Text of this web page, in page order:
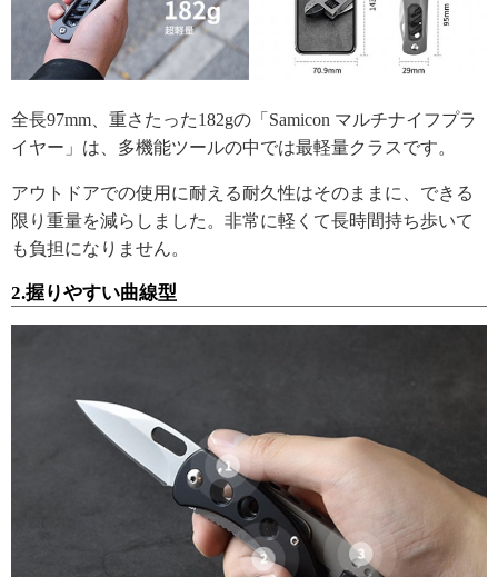
全長97mm、重さたった182gの「Samicon マルチナイフプラ
イヤー」は、多機能ツールの中では最軽量クラスです。
アウトドアでの使用に耐える耐久性はそのままに、できる
限り重量を減らしました。非常に軽くて長時間持ち歩いて
も負担になりません。
2.握りやすい曲線型